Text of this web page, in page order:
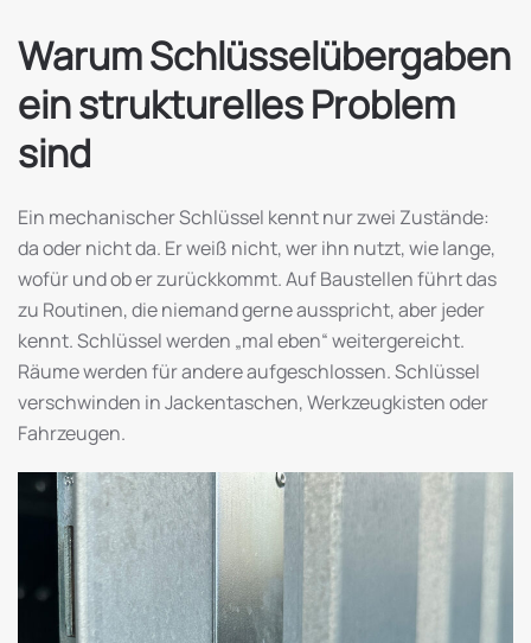
Warum Schlüsselübergaben
ein strukturelles Problem
sind
Ein mechanischer Schlüssel kennt nur zwei Zustände:
da oder nicht da. Er weiß nicht, wer ihn nutzt, wie lange,
wofür und ob er zurückkommt. Auf Baustellen führt das
zu Routinen, die niemand gerne ausspricht, aber jeder
kennt. Schlüssel werden „mal eben“ weitergereicht.
Räume werden für andere aufgeschlossen. Schlüssel
verschwinden in Jackentaschen, Werkzeugkisten oder
Fahrzeugen.